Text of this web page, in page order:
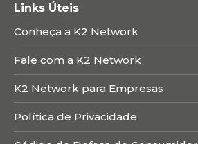
Links Úteis
Conheça a K2 Network
Fale com a K2 Network
K2 Network para Empresas
Política de Privacidade